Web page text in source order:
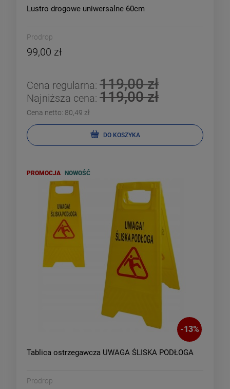
Lustro drogowe uniwersalne 60cm
Prodrop
99,00 zł
Cena regularna: 119,00 zł
Najniższa cena: 119,00 zł
Cena netto: 80,49 zł
DO KOSZYKA
-13%
Tablica ostrzegawcza UWAGA ŚLISKA PODŁOGA
Prodrop
PROMOCJA NOWOŚĆ